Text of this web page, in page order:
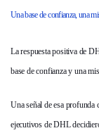
Una base de confianza, una
La respuesta positiva de
base de confianza y una
Una señal de esa profunda
ejecutivos de DHL